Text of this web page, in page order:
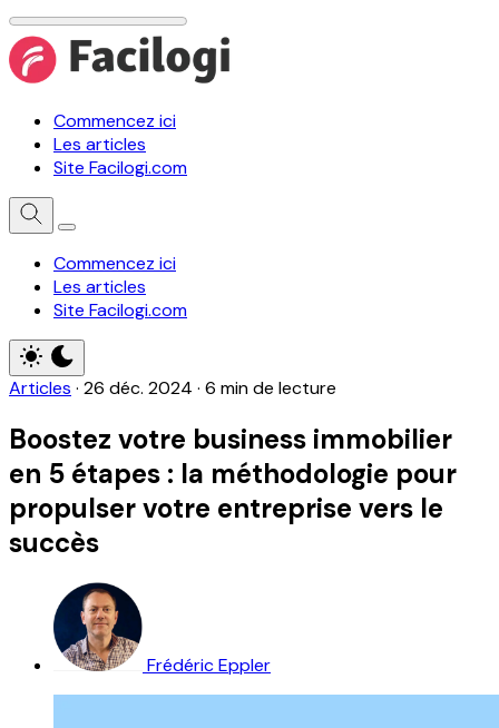
Commencez ici
Les articles
Site Facilogi.com
Commencez ici
Les articles
Site Facilogi.com
Articles · 26 déc. 2024 · 6 min de lecture
Boostez votre business immobilier
en 5 étapes : la méthodologie pour
propulser votre entreprise vers le
succès
Frédéric Eppler